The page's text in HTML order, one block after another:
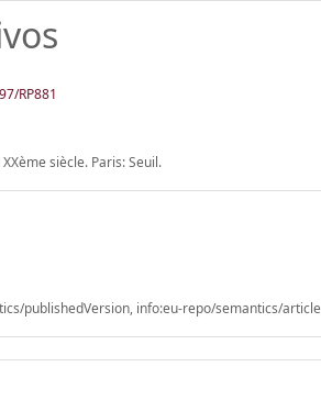
RP881
siècle. Paris: Seuil.
publishedVersion, info:eu-repo/semantics/article